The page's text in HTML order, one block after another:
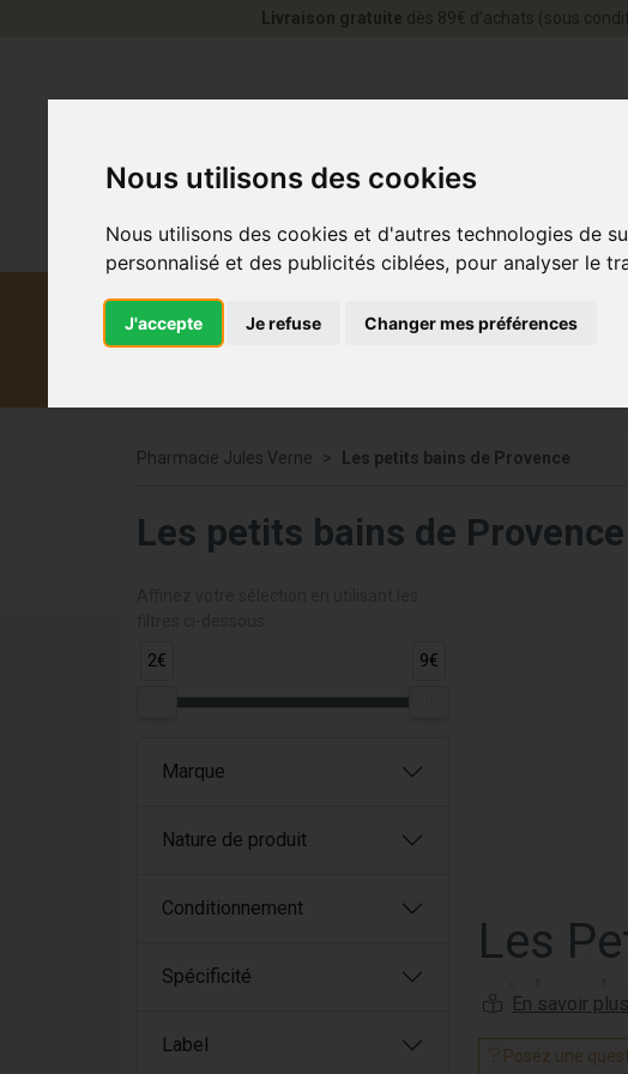
Nous utilisons des cookies
Nous utilisons des cookies et d'autres technologies de
personnalisé et des publicités ciblées, pour analyser le
J'accepte Je refuse Changer mes préférences
Livraison gratuite dès 89€ d’achats (sous
Pharmacie Jules Verne Les petits bains de Provence
Les petits bains de Provence
Les
et la
Les Petits
Posez une
2€ 9€
Marque
Nature de produit
Conditionnement
Spécificité
Label